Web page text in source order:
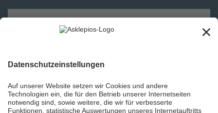
Asklepios Gruppe